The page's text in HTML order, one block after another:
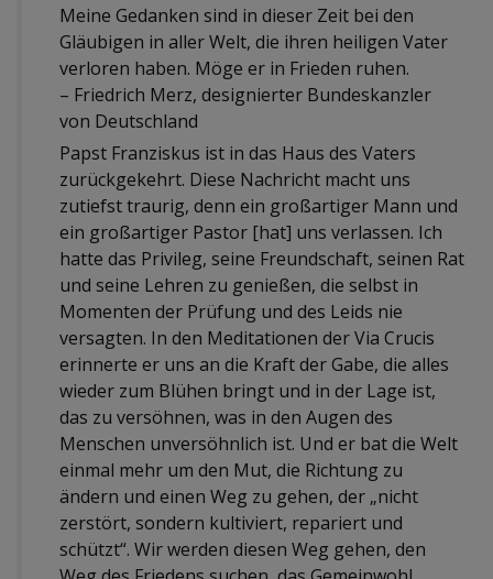
Meine Gedanken sind in dieser Zeit bei den
Gläubigen in aller Welt, die ihren heiligen Vater
verloren haben. Möge er in Frieden ruhen.
– Friedrich Merz, designierter Bundeskanzler
von Deutschland
Papst Franziskus ist in das Haus des Vaters
zurückgekehrt. Diese Nachricht macht uns
zutiefst traurig, denn ein großartiger Mann und
ein großartiger Pastor [hat] uns verlassen. Ich
hatte das Privileg, seine Freundschaft, seinen Rat
und seine Lehren zu genießen, die selbst in
Momenten der Prüfung und des Leids nie
versagten. In den Meditationen der Via Crucis
erinnerte er uns an die Kraft der Gabe, die alles
wieder zum Blühen bringt und in der Lage ist,
das zu versöhnen, was in den Augen des
Menschen unversöhnlich ist. Und er bat die Welt
einmal mehr um den Mut, die Richtung zu
ändern und einen Weg zu gehen, der „nicht
zerstört, sondern kultiviert, repariert und
schützt“. Wir werden diesen Weg gehen, den